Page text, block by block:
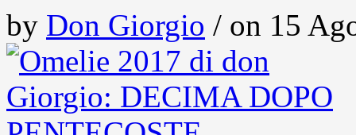
by Don Giorgio / on 15